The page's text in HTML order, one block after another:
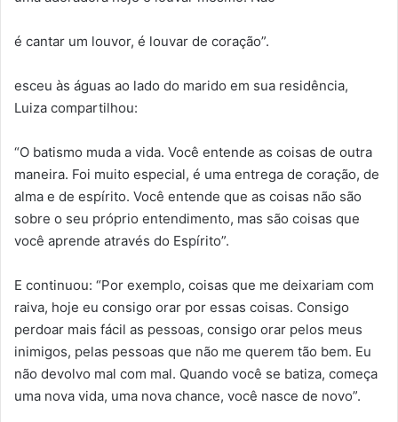
é cantar um louvor, é louvar de coração”.
esceu às águas ao lado do marido em sua residência,
Luiza compartilhou:
“O batismo muda a vida. Você entende as coisas de outra
maneira. Foi muito especial, é uma entrega de coração, de
alma e de espírito. Você entende que as coisas não são
sobre o seu próprio entendimento, mas são coisas que
você aprende através do Espírito”.
E continuou: “Por exemplo, coisas que me deixariam com
raiva, hoje eu consigo orar por essas coisas. Consigo
perdoar mais fácil as pessoas, consigo orar pelos meus
inimigos, pelas pessoas que não me querem tão bem. Eu
não devolvo mal com mal. Quando você se batiza, começa
uma nova vida, uma nova chance, você nasce de novo”.